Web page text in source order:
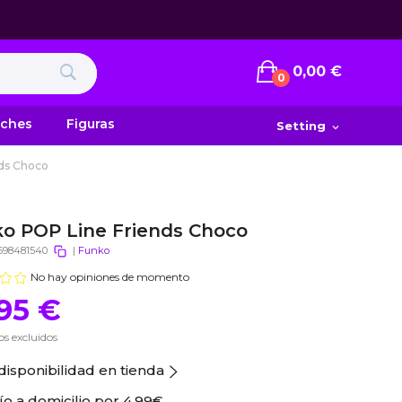
0 0,00 €
Figuras Setting expand_more
Choco
POP Line Friends Choco
| Funko
No hay opiniones de momento
€
excluidos
en tienda